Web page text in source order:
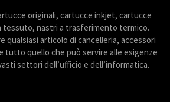
originali, cartucce inkjet, cartucce
tessuto, nastri a trasferimento termico.
qualsiasi articolo di cancelleria, accessori
tutto quello che può servire alle esigenze
settori dell’ufficio e dell’informatica.